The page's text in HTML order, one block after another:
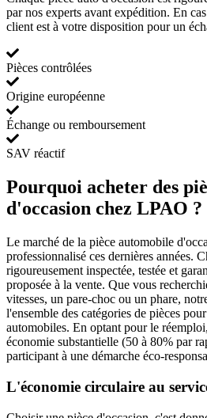
par nos experts avant expédition. En
client est à votre disposition pour un
Pièces contrôlées
Origine européenne
Échange ou remboursement
SAV réactif
Pourquoi acheter des
d'occasion chez LPAO ?
Le marché de la pièce automobile
professionnalisé ces dernières années.
rigoureusement inspectée, testée et
proposée à la vente. Que vous
vitesses, un pare-choc ou un phare,
l'ensemble des catégories de pièces
automobiles. En optant pour le
économie substantielle (50 à 80% par
participant à une démarche éco-
L'économie circulaire au